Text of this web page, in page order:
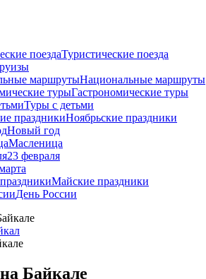
Туристические поезда
Национальные маршруты
Гастрономические туры
Туры с детьми
Ноябрьские праздники
Новый год
Масленица
23 февраля
Майские праздники
День России
Байкале